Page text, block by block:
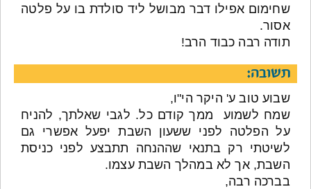
שחימום אפילו דבר מבושל ליד סולדת בו על פלטה
אסור.
תודה רבה כבוד הרב!
תשובה:
שבוע טוב ע' היקר הי"ו,
שמח לשמוע ממך קודם כל. לגבי שאלתך, להניח
על הפלטה לפני ששעון השבת יפעל אפשרי גם
לשיטתי רק בתנאי שההנחה תתבצע לפני כניסת
השבת, אך לא במהלך השבת עצמו.
בברכה רבה,